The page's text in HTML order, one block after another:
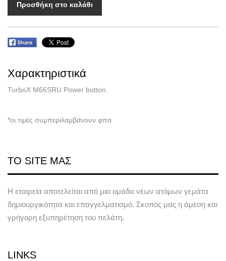
Προσθήκη στο καλάθι
Χαρακτηριστικά
TurboX M66SRU Power button
*οι τιμές συμπεριλαμβάνουν φπα
ΤΟ SITE ΜΑΣ
Η εταιρεία αποτελείται από μια ομάδα νέων ατόμων γεμάτα
δημιουργικότητα και επαγγελματισμό. Σκοπός μας η άμεση και
γρήγορη εξυπηρέτηση του πελάτη.
LINKS